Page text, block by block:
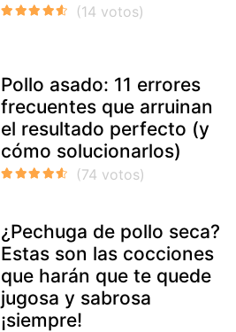
Pollo asado: 11 errores
frecuentes que arruinan
el resultado perfecto (y
cómo solucionarlos)
¿Pechuga de pollo seca?
Estas son las cocciones
que harán que te quede
jugosa y sabrosa
¡siempre!